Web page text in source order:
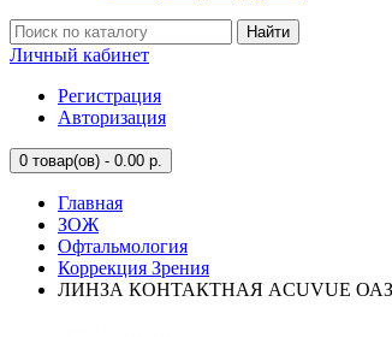
Найти
Личный кабинет
Регистрация
Авторизация
0 товар(ов) - 0.00 р.
Главная
ЗОЖ
Офтальмология
Коррекция Зрения
ЛИНЗА КОНТАКТНАЯ ACUVUE